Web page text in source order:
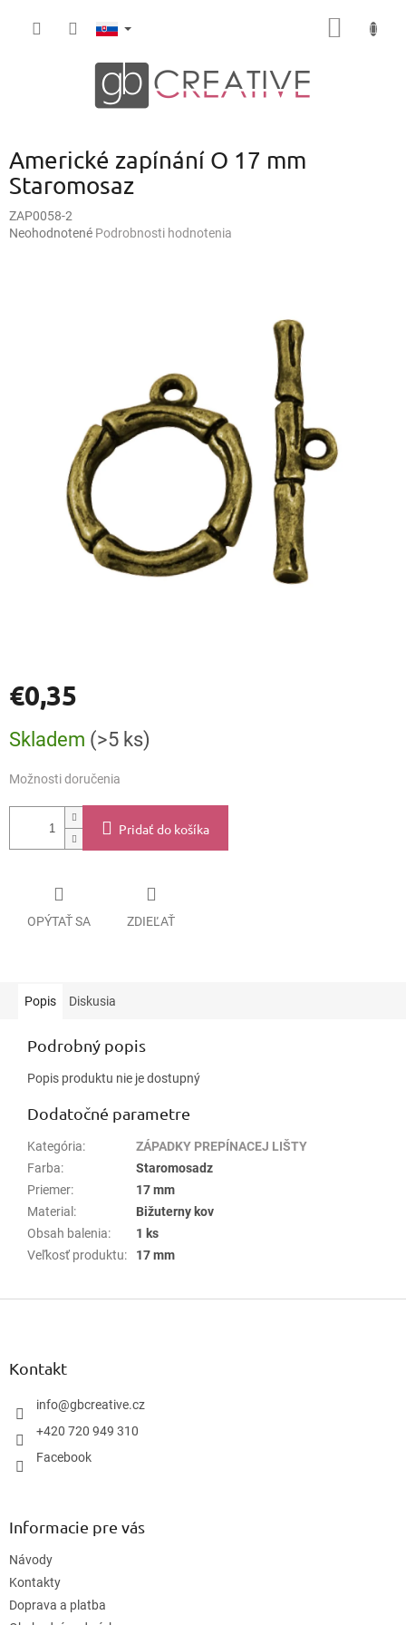
Americké zapínání O 17 mm
Staromosaz
ZAP0058-2
Priemerné
Neohodnotené Podrobnosti hodnotenia
€0,35
cena:
Skladem (>5 ks)
Možnosti doručenia
Pridať do košíka
OPÝTAŤ SA ZDIEĽAŤ
Popis Diskusia
Podrobný popis
Popis produktu nie je dostupný
Dodatočné parametre
Kategória:
ZÁPADKY PREPÍNACEJ LIŠTY
Farba:
Staromosadz
Priemer:
17 mm
Material :
Bižuterny kov
Obsah balenia:
1 ks
Veľkosť produktu: 17 mm
Z
Kontakt
info@gbcreative.cz
+420 720 949 310
Facebook
Informacie pre vás
Návody
Kontakty
Doprava a platba